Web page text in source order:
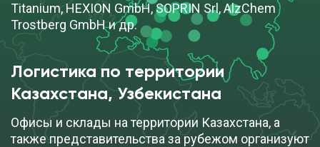
Titanium, HEXION GmbH, SOPRIN Srl, AlzChem
Trostberg GmbH и др.
Логистика по территории
Казахстана, Узбекистана
Офисы и склады на территории Казахстана, а
также представительства за рубежом организуют